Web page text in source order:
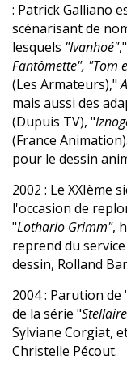
: Patrick Galliano
scénarisant de
lesquels "Ivanhoé"
Fantômette", "Tom
(Les Armateurs),"
mais aussi des
(Dupuis TV), "
(France
pour le dessin
2002 : Le XXIème
l'occasion de
"Lothario Grimm",
reprend du
dessin, Rolland
2004 : Parution de
de la série "
Sylviane Corgiat,
Christelle Pécout.